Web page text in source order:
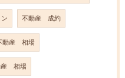
不動産 成約
動産 相場
相場